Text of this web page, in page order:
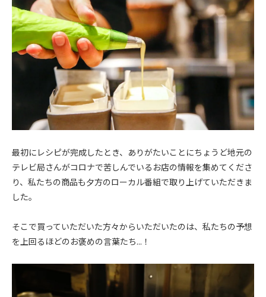
最初にレシピが完成したとき、ありがたいことにちょうど地元の
テレビ局さんがコロナで苦しんでいるお店の情報を集めてくださ
り、私たちの商品も夕方のローカル番組で取り上げていただきま
した。
そこで買っていただいた方々からいただいたのは、私たちの予想
を上回るほどのお褒めの言葉たち...！